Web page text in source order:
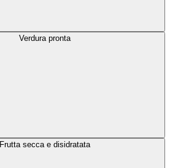
Verdura pronta
Frutta secca e disidratata